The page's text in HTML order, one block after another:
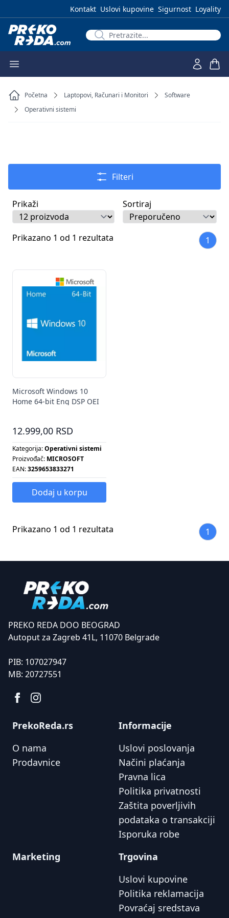
Kontakt Uslovi kupovine Sigurnost Loyality
Početna Laptopovi, Računari i Monitori
Software
Operativni sistemi
Filteri
Prikaži Sortiraj
Prikazano 1 od 1 rezultata 1
Microsoft Windows 10
Home 64-bit Eng DSP OEI
12.999,00 RSD
Kategorija:Operativni sistemi
Proizvođač: MICROSOFT
EAN:3259653833271
Dodaj u korpu
Prikazano 1 od 1 rezultata 1
PREKO REDA DOO BEOGRAD
Autoput za Zagreb 41L, 11070 Belgrade
PIB: 107027947
MB: 20727551
PrekoReda.rs
O nama
Prodavnice
Informacije
Uslovi poslovanja
Načini plaćanja
Pravna lica
Politika privatnosti
Zaštita poverljivih
podataka o transakciji
Isporuka robe
Marketing
Trgovina
Uslovi kupovine
Politika reklamacija
Povraćaj sredstava